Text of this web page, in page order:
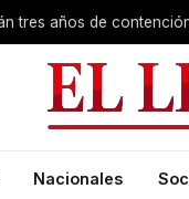
tres años de
Nacionales